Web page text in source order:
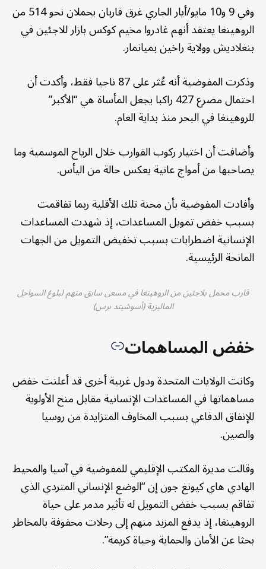
وفي 9 و10 مايو/أيار الجاري غرق قاربان يحملان نحو 514 من
الروهينغا يعتقد أنهم غادروا مخيم كوكس بازار للاجئين في
بنغلاديش وولاية راخين بميانمار.
وذكرت المفوضية أنه عُثر على 87 ناجيا فقط، وأكدت أن
احتمال مصرع 427 راكبا يجعل المأساة هي “الأكبر”
للروهينغا في البحر منذ بداية العام.
وأضافت أن اختيار ركوب القوارب خلال الرياح الموسمية وما
يصاحبها من أمواج عاتية يعكس حالة من اليأس.
وأفادت المفوضية بأن محنة تلك الأقلية ربما تفاقمت
بسبب خفض تمويل المساعدات، إذ شهدت المساعدات
الإنسانية اضطرابات بسبب تخفيض التمويل من الجهات
المانحة الرئيسية.
قارب محمل بلاجئين من الروهينغا في مسعى سابق منهم لبلوغ السواحل
الماليزية (أسوشيتد برس)
خفض المساهمات
وكانت الولايات المتحدة ودول غربية أخرى قد أعلنت خفض
مساهماتها في المساعدات الإنسانية مقابل منح الأولوية
للإنفاق الدفاعي بسبب المخاوف المتزايدة من روسيا
والصين.
وقالت مديرة المكتب الإقليمي للمفوضية في آسيا والمحيط
الهادي هاي كيونغ جون إن “الوضع الإنساني المتردي الذي
تفاقم بسبب خفض التمويل له تأثير مدمر على حياة
الروهينغا، إذ يدفع المزيد منهم إلى رحلات محفوفة بالمخاطر
بحثا عن الأمان والحماية وحياة كريمة”.